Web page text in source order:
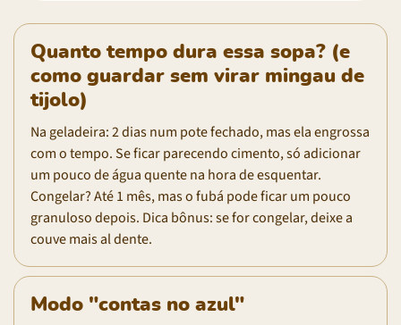
Quanto tempo dura essa sopa? (e
como guardar sem virar mingau de
tijolo)
Na geladeira: 2 dias num pote fechado, mas ela engrossa
com o tempo. Se ficar parecendo cimento, só adicionar
um pouco de água quente na hora de esquentar.
Congelar? Até 1 mês, mas o fubá pode ficar um pouco
granuloso depois. Dica bônus: se for congelar, deixe a
couve mais al dente.
Modo "contas no azul"